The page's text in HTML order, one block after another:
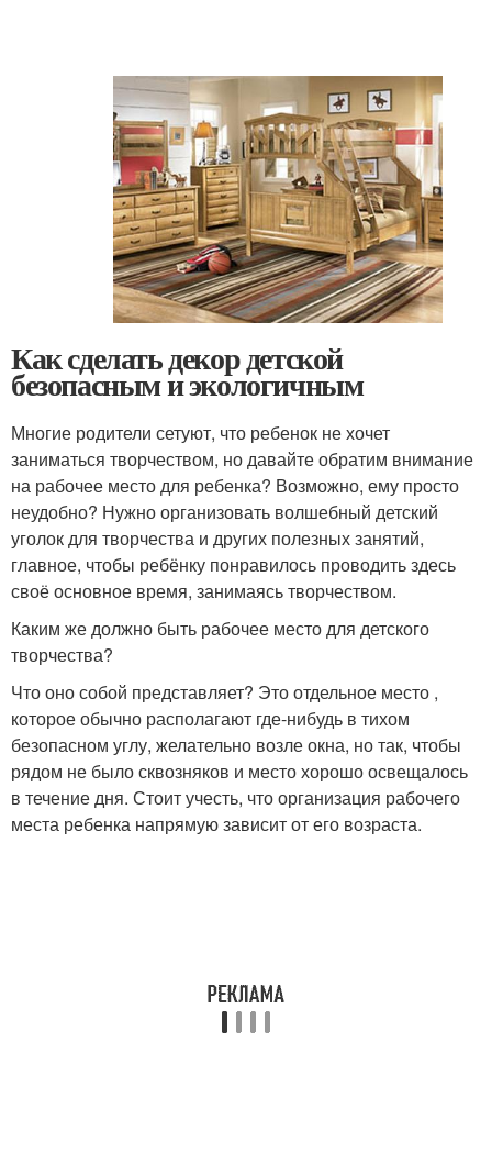
Как сделать декор детской
безопасным и экологичным
Многие родители сетуют, что ребенок не хочет
заниматься творчеством, но давайте обратим внимание
на рабочее место для ребенка? Возможно, ему просто
неудобно? Нужно организовать волшебный детский
уголок для творчества и других полезных занятий,
главное, чтобы ребёнку понравилось проводить здесь
своё основное время, занимаясь творчеством.
Каким же должно быть рабочее место для детского
творчества?
Что оно собой представляет? Это отдельное место ,
которое обычно располагают где-нибудь в тихом
безопасном углу, желательно возле окна, но так, чтобы
рядом не было сквозняков и место хорошо освещалось
в течение дня. Стоит учесть, что организация рабочего
места ребенка напрямую зависит от его возраста.